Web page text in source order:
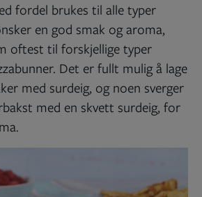
fordel brukes til alle typer
en god smak og aroma,
oftest til forskjellige typer
Det er fullt mulig å lage
med surdeig, og noen sverger
med en skvett surdeig, for